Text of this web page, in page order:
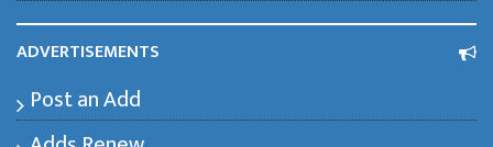
ADVERTISEMENTS
Post an Add